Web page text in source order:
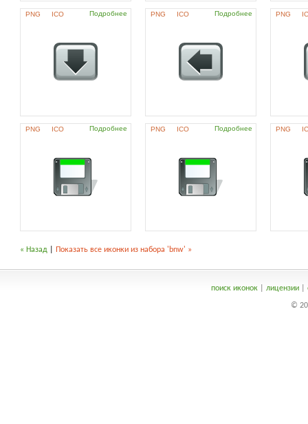
PNG ICO Подробнее PNG ICO Подробнее PNG
PNG ICO Подробнее PNG ICO Подробнее PNG
« Назад Показать все иконки из набора 'bnw' »
поиск иконок| лицензии|
©